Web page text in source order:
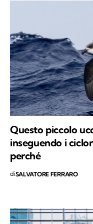
Questo piccolo
inseguendo i
perché
diSALVATORE FERRARO